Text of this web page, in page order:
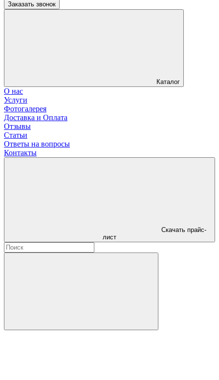
Заказать звонок
Каталог
О нас
Услуги
Фотогалерея
Доставка и Оплата
Отзывы
Статьи
Ответы на вопросы
Контакты
Скачать прайс-
лист